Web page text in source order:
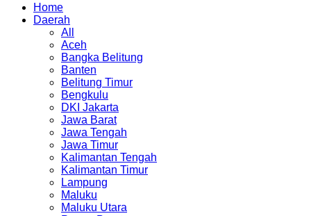
Home
Daerah
All
Aceh
Bangka Belitung
Banten
Belitung Timur
Bengkulu
DKI Jakarta
Jawa Barat
Jawa Tengah
Jawa Timur
Kalimantan Tengah
Kalimantan Timur
Lampung
Maluku
Maluku Utara